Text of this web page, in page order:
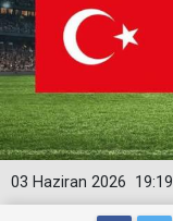
19:19
03 Haziran 2026